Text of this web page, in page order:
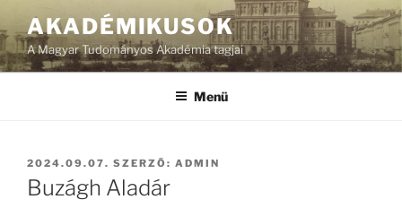
AKADÉMIKUSOK
A Magyar Tudományos Akadémia tagjai
Menü
BEKÜLDVE:
2024.09.07. SZERZŐ: ADMIN
Buzágh Aladár